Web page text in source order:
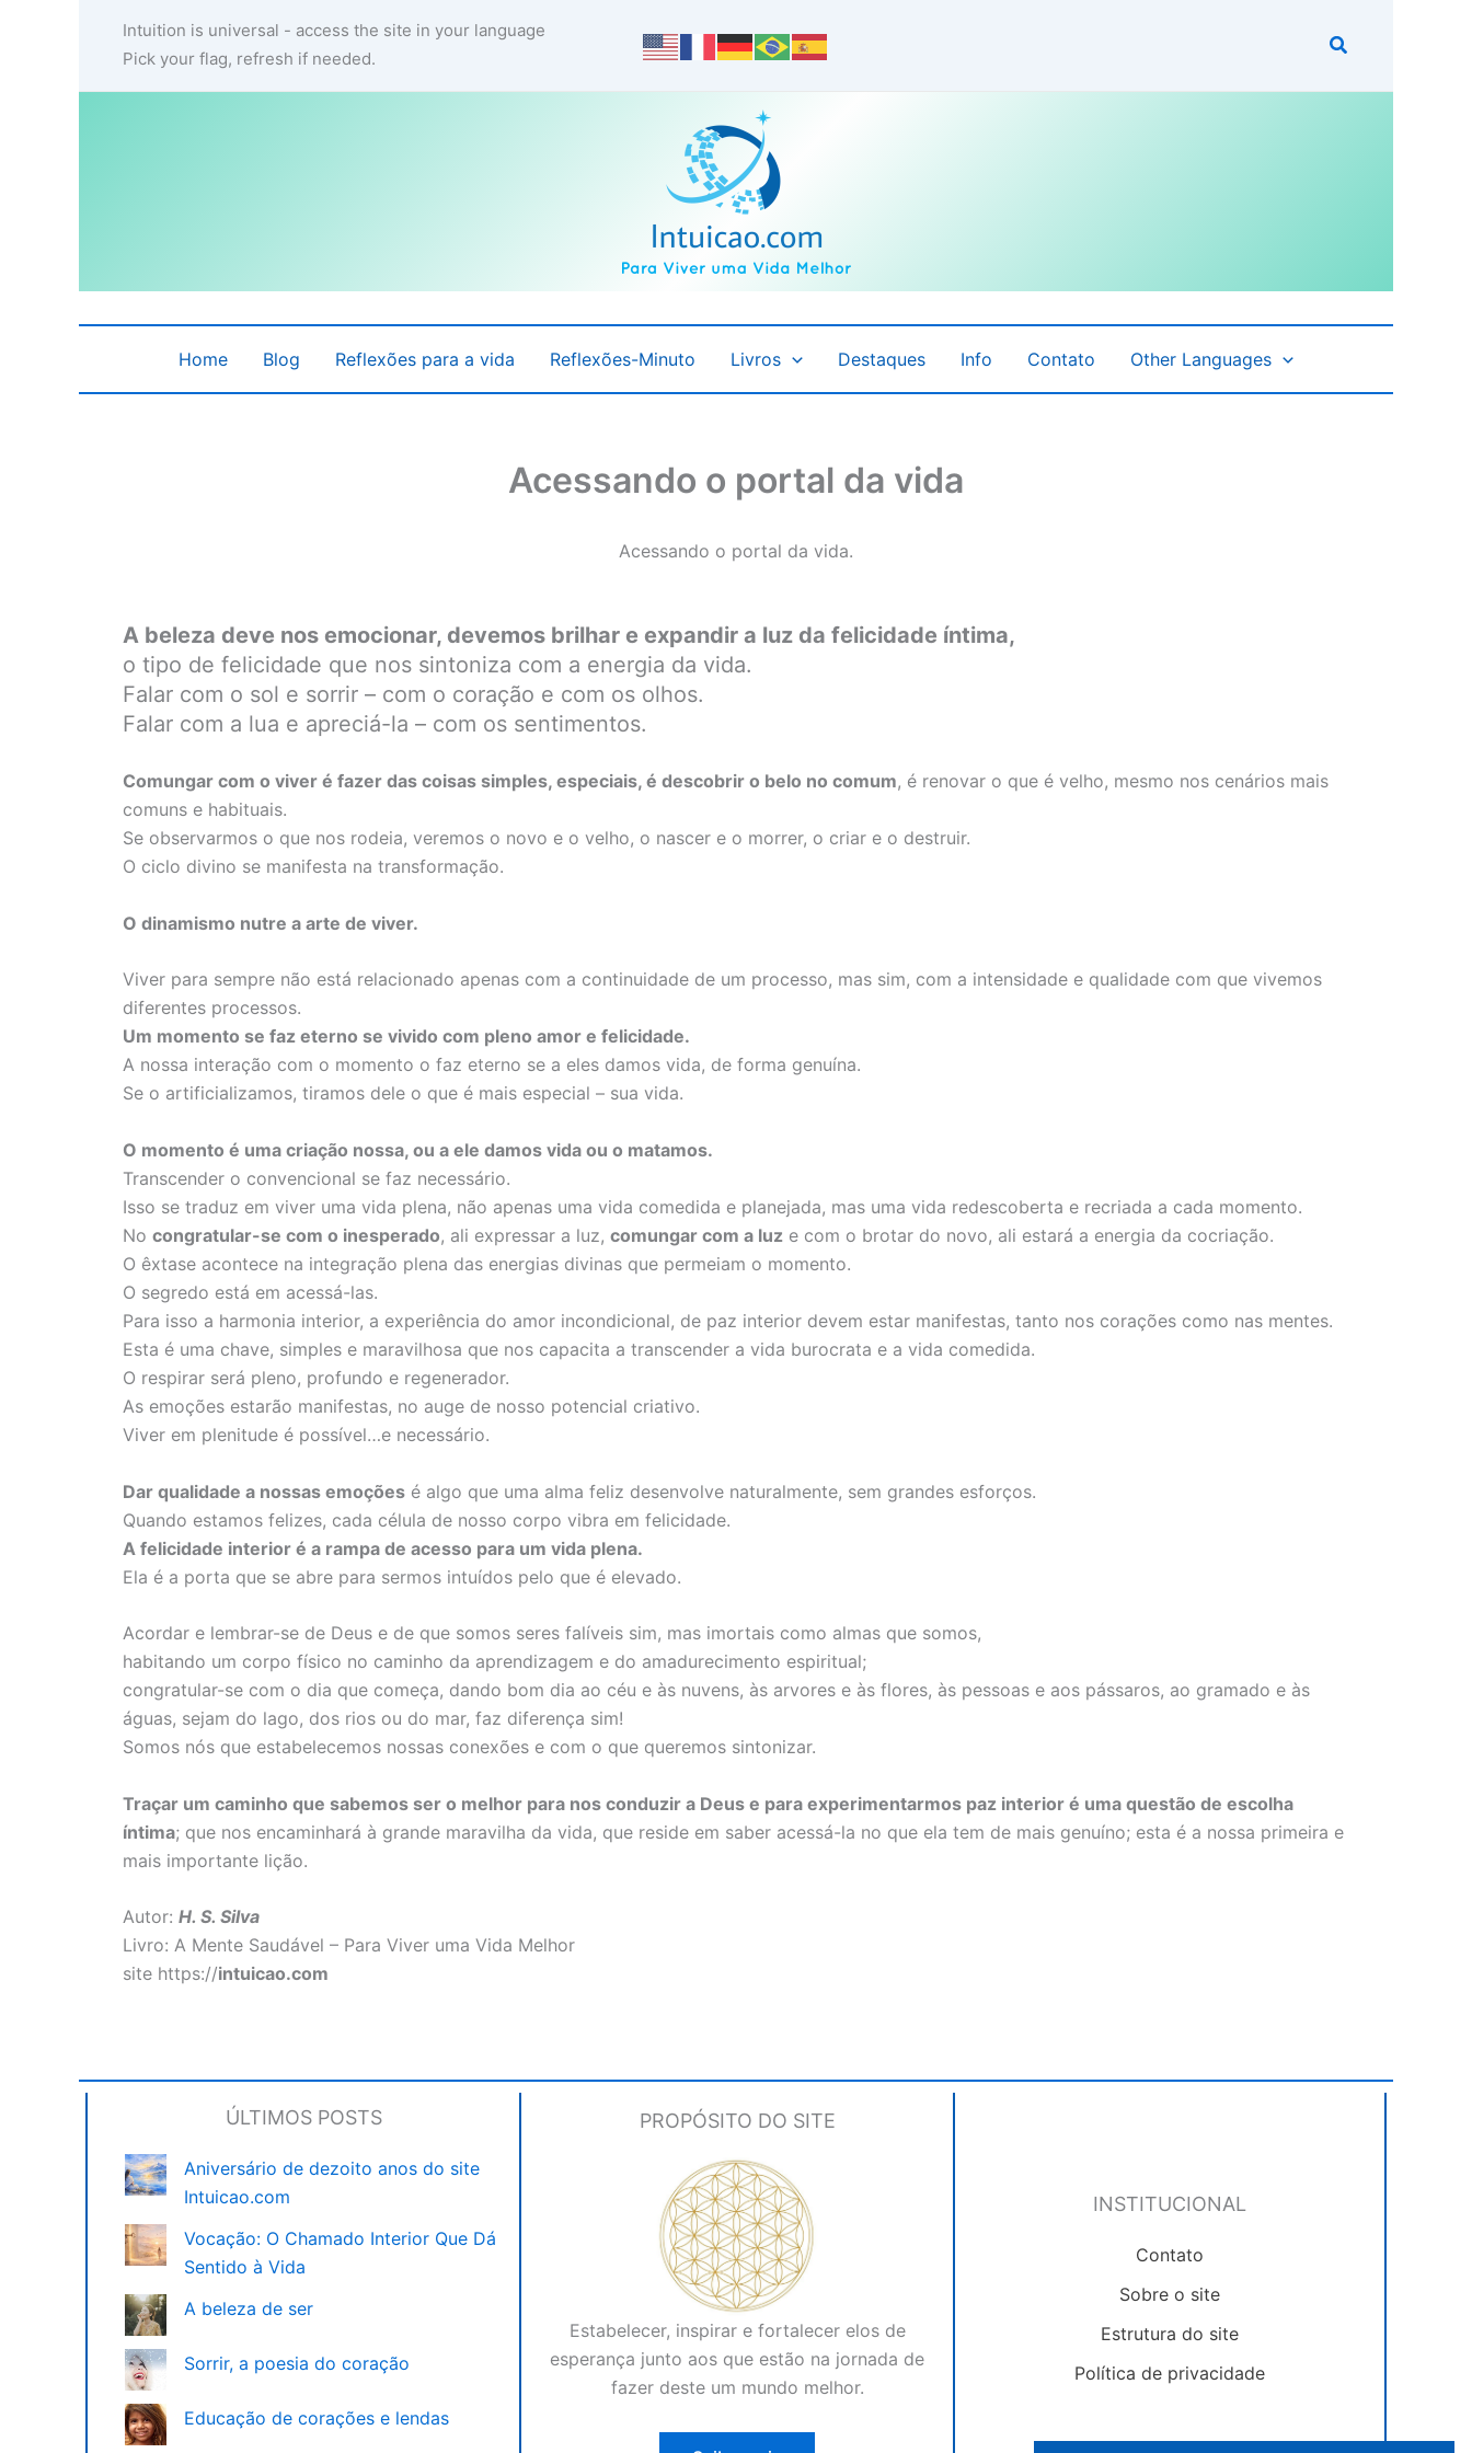
Intuition is universal - access the site in your language
Pick your flag, refresh if needed.
Home Blog Reflexões para a vida Reflexões-Minuto Livros Destaques Info Contato Other Languages
Acessando o portal da vida
Acessando o portal da vida.
A beleza deve nos emocionar, devemos brilhar e expandir a luz da felicidade íntima,
o tipo de felicidade que nos sintoniza com a energia da vida.
Falar com o sol e sorrir – com o coração e com os olhos.
Falar com a lua e apreciá-la – com os sentimentos.
Comungar com o viver é fazer das coisas simples, especiais, é descobrir o belo no comum, é renovar o que é velho, mesmo nos cenários mais
comuns e habituais.
Se observarmos o que nos rodeia, veremos o novo e o velho, o nascer e o morrer, o criar e o destruir.
O ciclo divino se manifesta na transformação.
O dinamismo nutre a arte de viver.
Viver para sempre não está relacionado apenas com a continuidade de um processo, mas sim, com a intensidade e qualidade com que vivemos
diferentes processos.
Um momento se faz eterno se vivido com pleno amor e felicidade.
A nossa interação com o momento o faz eterno se a eles damos vida, de forma genuína.
Se o artificializamos, tiramos dele o que é mais especial – sua vida.
O momento é uma criação nossa, ou a ele damos vida ou o matamos.
Transcender o convencional se faz necessário.
Isso se traduz em viver uma vida plena, não apenas uma vida comedida e planejada, mas uma vida redescoberta e recriada a cada momento.
No congratular-se com o inesperado, ali expressar a luz, comungar com a luz e com o brotar do novo, ali estará a energia da cocriação.
O êxtase acontece na integração plena das energias divinas que permeiam o momento.
O segredo está em acessá-las.
Para isso a harmonia interior, a experiência do amor incondicional, de paz interior devem estar manifestas, tanto nos corações como nas mentes.
Esta é uma chave, simples e maravilhosa que nos capacita a transcender a vida burocrata e a vida comedida.
O respirar será pleno, profundo e regenerador.
As emoções estarão manifestas, no auge de nosso potencial criativo.
Viver em plenitude é possível…e necessário.
Dar qualidade a nossas emoções é algo que uma alma feliz desenvolve naturalmente, sem grandes esforços.
Quando estamos felizes, cada célula de nosso corpo vibra em felicidade.
A felicidade interior é a rampa de acesso para um vida plena.
Ela é a porta que se abre para sermos intuídos pelo que é elevado.
Acordar e lembrar-se de Deus e de que somos seres falíveis sim, mas imortais como almas que somos,
habitando um corpo físico no caminho da aprendizagem e do amadurecimento espiritual;
congratular-se com o dia que começa, dando bom dia ao céu e às nuvens, às arvores e às flores, às pessoas e aos pássaros, ao gramado e às
águas, sejam do lago, dos rios ou do mar, faz diferença sim!
Somos nós que estabelecemos nossas conexões e com o que queremos sintonizar.
Traçar um caminho que sabemos ser o melhor para nos conduzir a Deus e para experimentarmos paz interior é uma questão de escolha
íntima; que nos encaminhará à grande maravilha da vida, que reside em saber acessá-la no que ela tem de mais genuíno; esta é a nossa primeira e
mais importante lição.
Autor: H. S. Silva
Livro: A Mente Saudável – Para Viver uma Vida Melhor
site https://intuicao.com
ÚLTIMOS POSTS
Aniversário de dezoito anos do site
Intuicao.com
Vocação: O Chamado Interior Que Dá
Sentido à Vida
A beleza de ser
Sorrir, a poesia do coração
Educação de corações e lendas
PROPÓSITO DO SITE
Estabelecer, inspirar e fortalecer elos de
esperança junto aos que estão na jornada de
fazer deste um mundo melhor.
INSTITUCIONAL
Contato
Sobre o site
Estrutura do site
Política de privacidade